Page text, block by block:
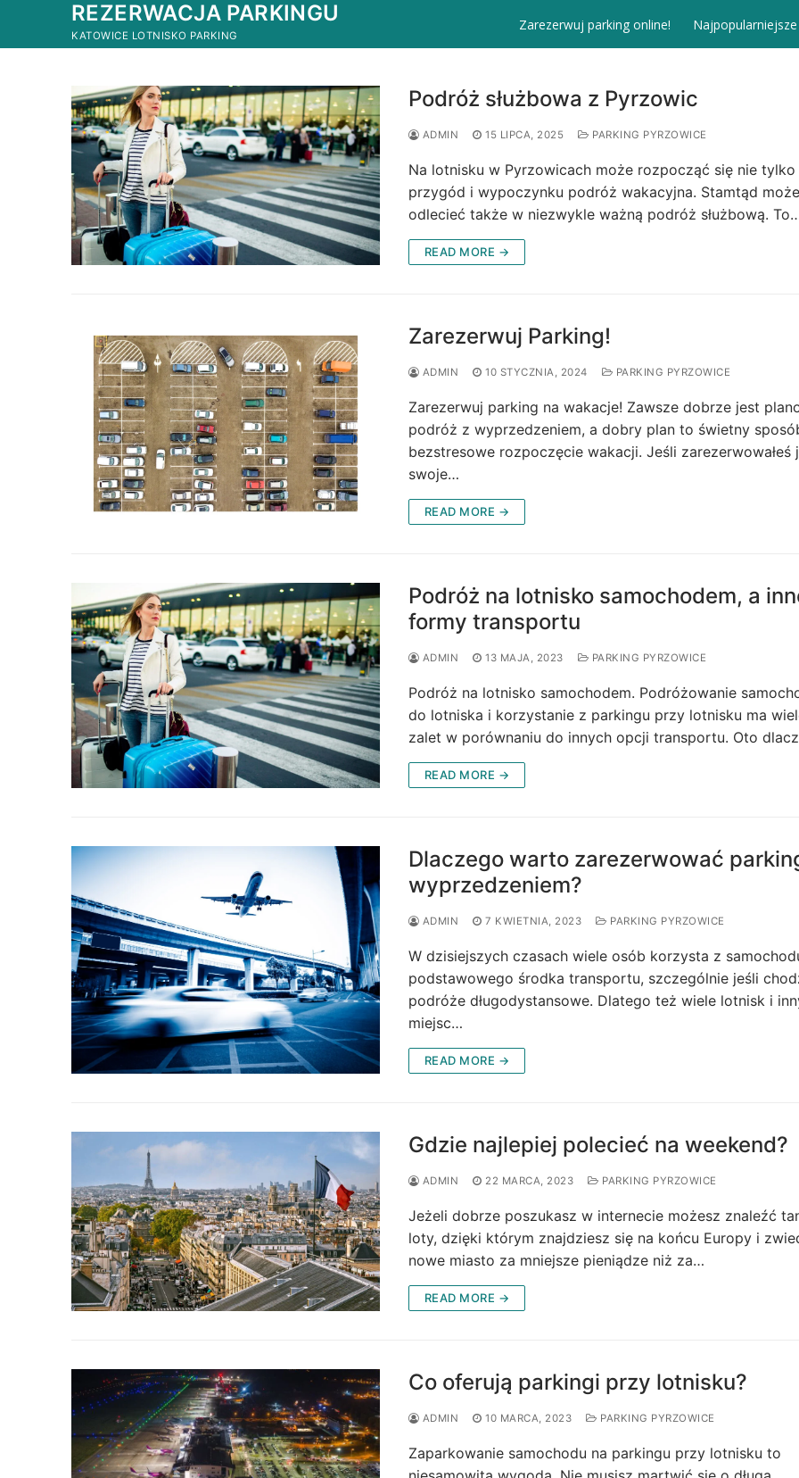
REZERWACJA PARKINGU
KATOWICE LOTNISKO PARKING
Zarezerwuj parking online!
Podróż służbowa z Pyrzowic
ADMIN 15 LIPCA, 2025 PARKING PYRZOWICE
Na lotnisku w Pyrzowicach może rozpocząć się nie tylko
przygód i wypoczynku podróż wakacyjna. Stamtąd
odlecieć także w niezwykle ważną podróż służbową.
READ MORE →
Zarezerwuj Parking!
ADMIN 10 STYCZNIA, 2024 PARKING PYRZOWICE
Zarezerwuj parking na wakacje! Zawsze dobrze jest
podróż z wyprzedzeniem, a dobry plan to świetny
bezstresowe rozpoczęcie wakacji. Jeśli zarezerwowałeś
swoje…
READ MORE →
Podróż na lotnisko samochodem, a
formy transportu
ADMIN 13 MAJA, 2023 PARKING PYRZOWICE
Podróż na lotnisko samochodem. Podróżowanie
do lotniska i korzystanie z parkingu przy lotnisku ma
zalet w porównaniu do innych opcji transportu. Oto
READ MORE →
Dlaczego warto zarezerwować
wyprzedzeniem?
ADMIN 7 KWIETNIA, 2023 PARKING PYRZOWICE
W dzisiejszych czasach wiele osób korzysta z
podstawowego środka transportu, szczególnie jeśli
podróże długodystansowe. Dlatego też wiele lotnisk i
miejsc…
READ MORE →
Gdzie najlepiej polecieć na weekend?
ADMIN 22 MARCA, 2023 PARKING PYRZOWICE
Jeżeli dobrze poszukasz w internecie możesz znaleźć
loty, dzięki którym znajdziesz się na końcu Europy i
nowe miasto za mniejsze pieniądze niż za…
READ MORE →
Co oferują parkingi przy lotnisku?
ADMIN 10 MARCA, 2023 PARKING PYRZOWICE
Zaparkowanie samochodu na parkingu przy lotnisku to